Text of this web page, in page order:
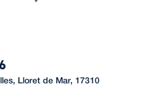
Lloret de Mar, 17310